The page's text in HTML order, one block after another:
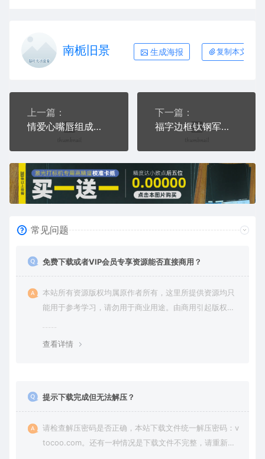
南栀旧景 生成海报 复制本文链接
上一篇：
情爱心嘴唇组成艺术字钛钢军牌项链AI8.0格式激光打标文件通用矢量图
下一篇：
福字边框钛钢军牌项链AI8.0格式激光打标文件通用矢量图
常见问题
免费下载或者VIP会员专享资源能否直接商用？
本站所有资源版权均属原作者所有，这里所提供资源均只
能用于参考学习，请勿用于商业用途。由商用引起版权纠
查看详情
提示下载完成但无法解压？
请检查解压密码是否正确，本站下载文件统一解压密码：v
tocoo.com。还有一种情况是下载文件不完整，请重新下